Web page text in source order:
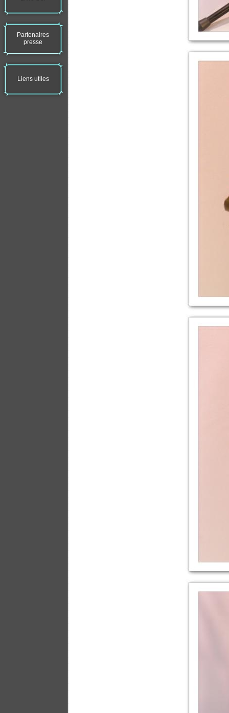
Partenaires
presse
Liens utiles